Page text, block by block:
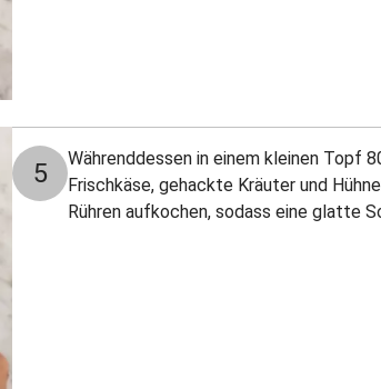
5
Währenddessen in einem kleinen Topf
Frischkäse, gehackte Kräuter und
Rühren aufkochen, sodass eine glatte